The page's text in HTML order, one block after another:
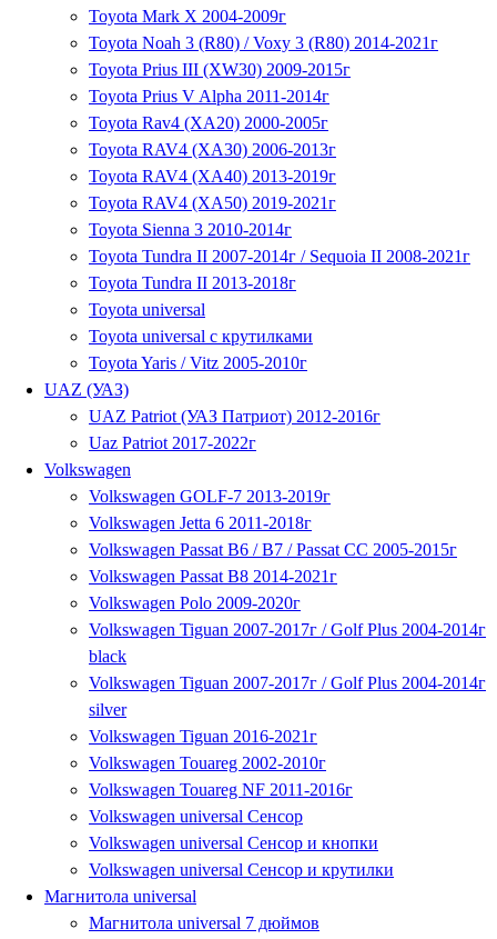
Toyota Mark X 2004-2009г
Toyota Noah 3 (R80) / Voxy 3 (R80) 2014-2021г
Toyota Prius III (XW30) 2009-2015г
Toyota Prius V Alpha 2011-2014г
Toyota Rav4 (XA20) 2000-2005г
Toyota RAV4 (XA30) 2006-2013г
Toyota RAV4 (XA40) 2013-2019г
Toyota RAV4 (XA50) 2019-2021г
Toyota Sienna 3 2010-2014г
Toyota Tundra II 2007-2014г / Sequoia II 2008-2021г
Toyota Tundra II 2013-2018г
Toyota universal
Toyota universal с крутилками
Toyota Yaris / Vitz 2005-2010г
UAZ (УАЗ)
UAZ Patriot (УАЗ Патриот) 2012-2016г
Uaz Patriot 2017-2022г
Volkswagen
Volkswagen GOLF-7 2013-2019г
Volkswagen Jetta 6 2011-2018г
Volkswagen Passat B6 / B7 / Passat CC 2005-2015г
Volkswagen Passat B8 2014-2021г
Volkswagen Polo 2009-2020г
Volkswagen Tiguan 2007-2017г / Golf Plus 2004-2014г
black
Volkswagen Tiguan 2007-2017г / Golf Plus 2004-2014г
silver
Volkswagen Tiguan 2016-2021г
Volkswagen Touareg 2002-2010г
Volkswagen Touareg NF 2011-2016г
Volkswagen universal Сенсор
Volkswagen universal Сенсор и кнопки
Volkswagen universal Сенсор и крутилки
Магнитола universal
Магнитола universal 7 дюймов